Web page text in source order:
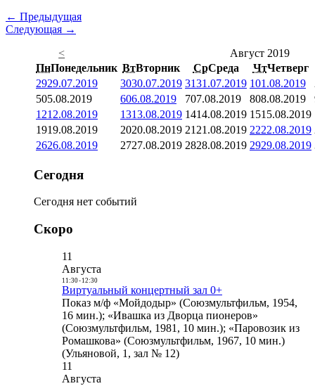
← Предыдущая
Следующая →
<
Август 2019
ПнПонедельник ВтВторник СрСреда ЧтЧетверг
2929.07.2019 3030.07.2019 3131.07.2019 101.08.2019
505.08.2019 606.08.2019 707.08.2019 808.08.2019
1212.08.2019 1313.08.2019 1414.08.2019 1515.08.2019
1919.08.2019 2020.08.2019 21 21.08.2019 2222.08.2019
2626.08.2019 2727.08.2019 2828.08.2019 2929.08.2019
Сегодня
Сегодня нет событий
Скоро
11
Августа
11:30- 12:30
Виртуальный концертный зал 0+
Показ м/ф «Мойдодыр» (Союзмультфильм, 1954,
16 мин.); «Ивашка из Дворца пионеров»
(Союзмультфильм, 1981, 10 мин.); «Паровозик из
Ромашкова» (Союзмультфильм, 1967, 10 мин.)
(Ульяновой, 1, зал № 12)
11
Августа